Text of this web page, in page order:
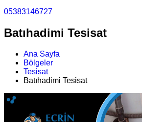
05383146727
Batıhadimi Tesisat
Ana Sayfa
Bölgeler
Tesisat
Batıhadimi Tesisat